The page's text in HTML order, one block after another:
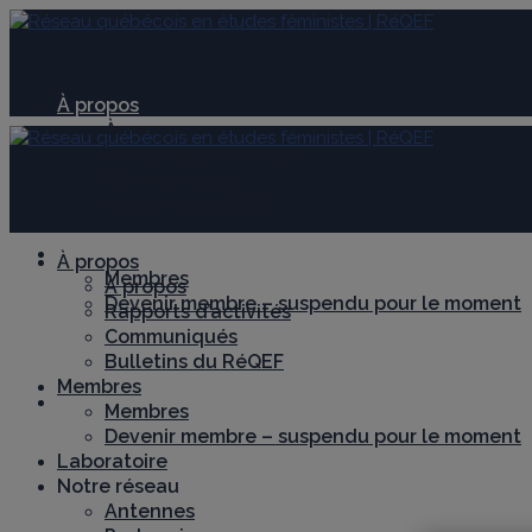
À propos
À propos
Rapports d’activités
Membres
Membres
Devenir membre – suspendu pour le moment
Laboratoire
À propos
À propos
Rapports d’activités
Communiqués
Bulletins du RéQEF
Membres
Membres
Devenir membre – suspendu pour le moment
Laboratoire
Notre réseau
Antennes